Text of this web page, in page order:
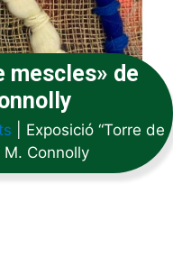
mescles» de
Exposició “Torre de
M. Connolly